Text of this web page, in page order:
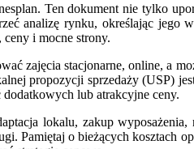
Ten dokument nie tylko
analizę rynku, określając jego
i mocne strony.
zajęcia stacjonarne, online, a
propozycji sprzedaży (USP)
lub atrakcyjne ceny.
lokalu, zakup
Pamiętaj o bieżących kosztach